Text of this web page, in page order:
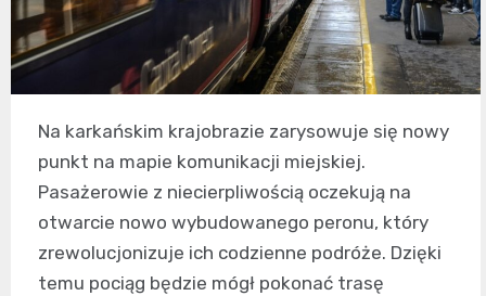
Na karkańskim krajobrazie zarysowuje się nowy
punkt na mapie komunikacji miejskiej.
Pasażerowie z niecierpliwością oczekują na
otwarcie nowo wybudowanego peronu, który
zrewolucjonizuje ich codzienne podróże. Dzięki
temu pociąg będzie mógł pokonać trasę